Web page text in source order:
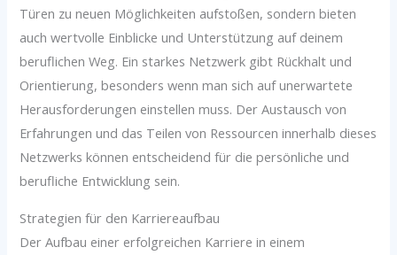
Türen zu neuen Möglichkeiten aufstoßen, sondern bieten
auch wertvolle Einblicke und Unterstützung auf deinem
beruflichen Weg. Ein starkes Netzwerk gibt Rückhalt und
Orientierung, besonders wenn man sich auf unerwartete
Herausforderungen einstellen muss. Der Austausch von
Erfahrungen und das Teilen von Ressourcen innerhalb dieses
Netzwerks können entscheidend für die persönliche und
berufliche Entwicklung sein.
Strategien für den Karriereaufbau
Der Aufbau einer erfolgreichen Karriere in einem